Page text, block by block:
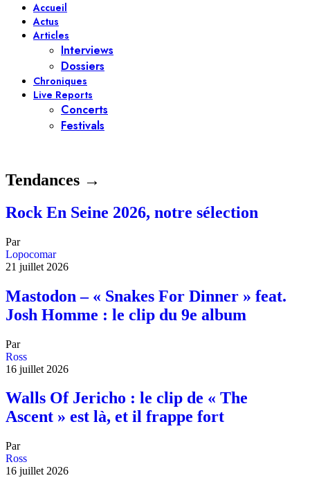
Accueil
Actus
Articles
Interviews
Dossiers
Chroniques
Live Reports
Concerts
Festivals
Tendances →
Rock En Seine 2026, notre sélection
Par
Lopocomar
21 juillet 2026
Mastodon – « Snakes For Dinner » feat.
Josh Homme : le clip du 9e album
Par
Ross
16 juillet 2026
Walls Of Jericho : le clip de « The
Ascent » est là, et il frappe fort
Par
Ross
16 juillet 2026